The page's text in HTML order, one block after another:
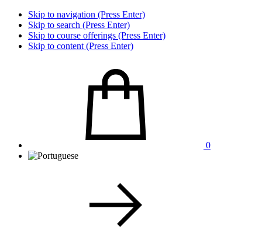
Skip to navigation (Press Enter)
Skip to search (Press Enter)
Skip to course offerings (Press Enter)
Skip to content (Press Enter)
0